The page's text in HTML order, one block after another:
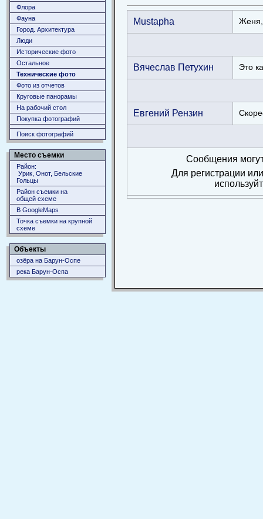
Флора
Фауна
Город. Архитектура
Люди
Исторические фото
Остальное
Технические фото
Фото из отчетов
Круговые панорамы
На рабочий стол
Покупка фотографий
Поиск фотографий
Место съемки
Район:
Урик, Онот, Бельские
Гольцы
Район съемки на
общей схеме
В GoogleMaps
Точка съемки на крупной
схеме
Объекты
озёра на Барун-Оспе
река Барун-Оспа
Mustapha Женя,
Вячеслав Петухин Это
Евгений Рензин
Сообщения
Для регистрации